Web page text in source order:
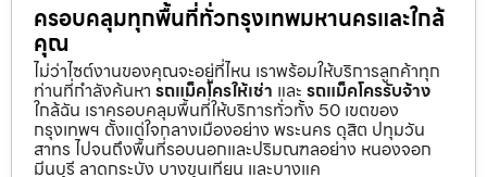
ครอบคลุมทุกพื้นที่ทั่วกรุงเทพมหานครและใกล้
คุณ
ไม่ว่าไซต์งานของคุณจะอยู่ที่ไหน เราพร้อมให้บริการลูกค้าทุก
ท่านที่กำลังค้นหา รถแม็คโครให้เช่า และ รถแม็คโครรับจ้าง
ใกล้ฉัน เราครอบคลุมพื้นที่ให้บริการทั่วทั้ง 50 เขตของ
กรุงเทพฯ ตั้งแต่ใจกลางเมืองอย่าง พระนคร ดุสิต ปทุมวัน
สาทร ไปจนถึงพื้นที่รอบนอกและปริมณฑลอย่าง หนองจอก
มีนบุรี ลาดกระบัง บางขุนเทียน และบางแค